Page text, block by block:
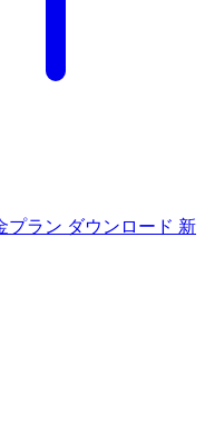
プラン ダウンロード 新